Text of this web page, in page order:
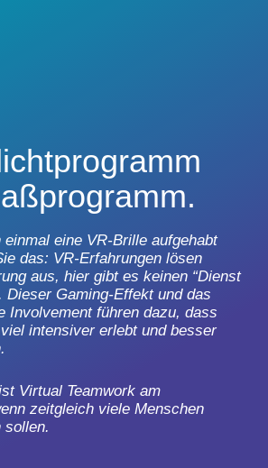
einmal eine VR-Brille aufgehabt
das: VR-Erfahrungen lösen
aus, hier gibt es keinen “Dienst
Dieser Gaming-Effekt und das
Involvement führen dazu, dass
intensiver erlebt und besser
Virtual Teamwork am
zeitgleich viele Menschen
sollen.